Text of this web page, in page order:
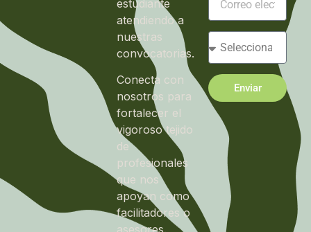
estudiante
atendiendo a
nuestras
convocatorias.
Conecta con
nosotros para
fortalecer el
vigoroso tejido
de
profesionales
que nos
apoyan como
facilitadores o
Enviar